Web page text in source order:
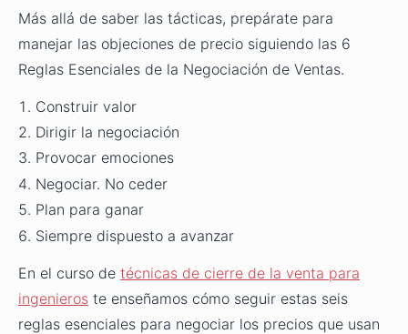
Más allá de saber las tácticas, prepárate para
manejar las objeciones de precio siguiendo las 6
Reglas Esenciales de la Negociación de Ventas.
Construir valor
Dirigir la negociación
Provocar emociones
Negociar. No ceder
Plan para ganar
Siempre dispuesto a avanzar
En el curso de técnicas de cierre de la venta para
ingenieros te enseñamos cómo seguir estas seis
reglas esenciales para negociar los precios que usan